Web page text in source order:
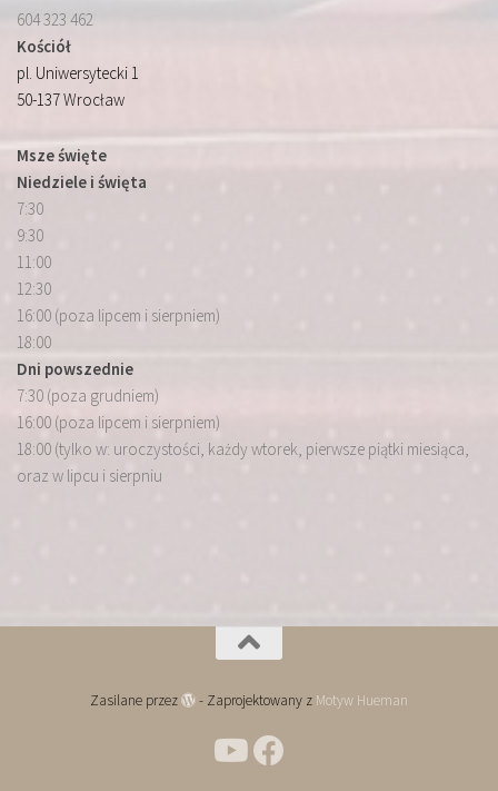
604 323 462
Kościół
pl. Uniwersytecki 1
50-137 Wrocław
Msze święte
Niedziele i święta
7:30
9:30
11:00
12:30
16:00 (poza lipcem i sierpniem)
18:00
Dni powszednie
7:30 (poza grudniem)
16:00 (poza lipcem i sierpniem)
18:00 (tylko w: uroczystości, każdy wtorek, pierwsze piątki miesiąca,
oraz w lipcu i sierpniu
Zasilane przez - Zaprojektowany z Motyw Hueman